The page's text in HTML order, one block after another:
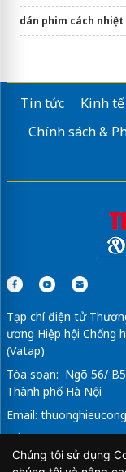
dán phim cách nhiệt
Tin tức Kinh tế
Chính sách &
Tạp chí điện tử
ương Hiệp hội Chống
(Vatap)
Tòa soạn: Ngõ 56/
Thành phố Hà Nội
Email:
Tổng Biên Tập: Vũ
Giấy phép hoạt
Chúng tôi sử dụng